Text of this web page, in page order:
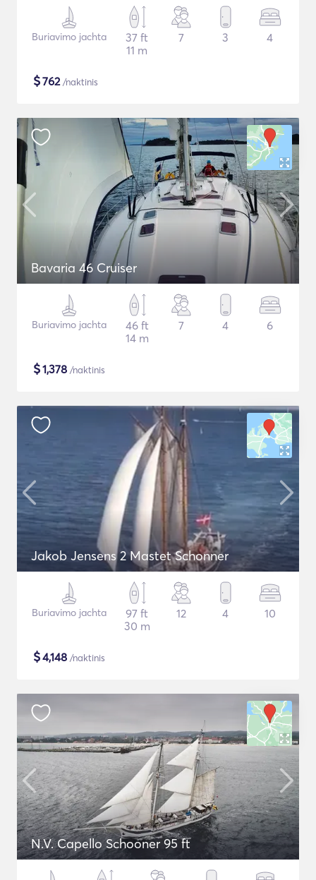
Buriavimo jachta
37 ft
11 m
7 3 4
$762/naktinis
Bavaria 46 Cruiser
Buriavimo jachta
46 ft
14 m
7 4 6
$1,378 /naktinis
Jakob Jensens 2 Mastet Schonner
Buriavimo jachta
97 ft
30 m
12 4 10
$4,148 /naktinis
N.V. Capello Schooner 95 ft